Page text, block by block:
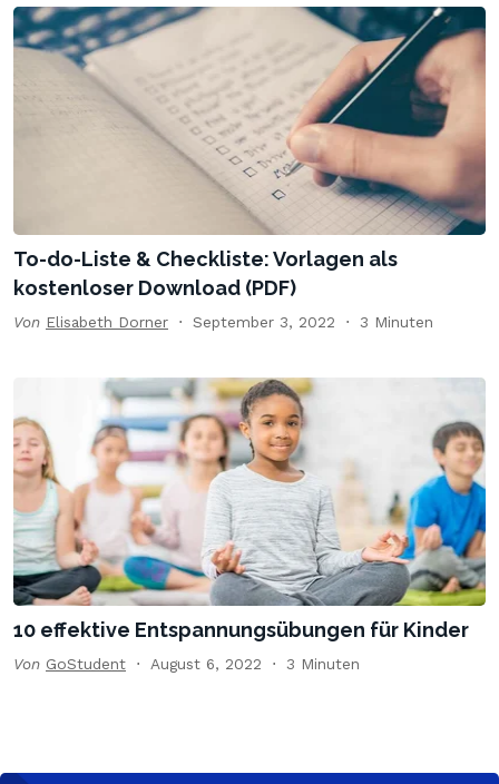
To-do-Liste & Checkliste: Vorlagen als
kostenloser Download (PDF)
Von Elisabeth Dorner September 3, 2022 3 Minuten
10 effektive Entspannungsübungen für Kinder
Von GoStudent August 6, 2022 3 Minuten